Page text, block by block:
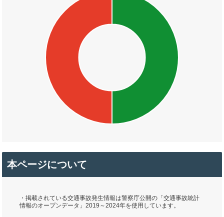
本ページについて
・掲載されている交通事故発生情報は警察庁公開の「交通事故統計
情報のオープンデータ」2019～2024年を使用しています。